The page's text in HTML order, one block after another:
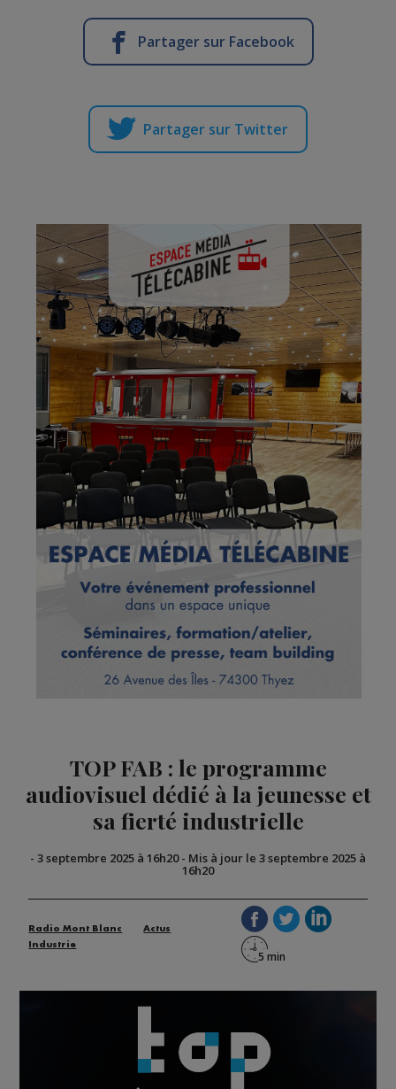
Partager sur Facebook
Partager sur Twitter
TOP FAB : le programme
audiovisuel dédié à la jeunesse et
sa fierté industrielle
- 3 septembre 2025 à 16h20- Mis à jour le 3 septembre 2025 à
16h20
Radio Mont Blanc
Actus
Industrie